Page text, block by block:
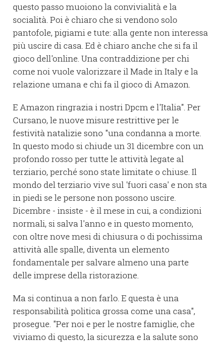
questo passo muoiono la convivialità e la
socialità. Poi è chiaro che si vendono solo
pantofole, pigiami e tute: alla gente non interessa
più uscire di casa. Ed è chiaro anche che si fa il
gioco dell'online. Una contraddizione per chi
come noi vuole valorizzare il Made in Italy e la
relazione umana e chi fa il gioco di Amazon.
E Amazon ringrazia i nostri Dpcm e l'Italia". Per
Cursano, le nuove misure restrittive per le
festività natalizie sono "una condanna a morte.
In questo modo si chiude un 31 dicembre con un
profondo rosso per tutte le attività legate al
terziario, perché sono state limitate o chiuse. Il
mondo del terziario vive sul 'fuori casa' e non sta
in piedi se le persone non possono uscire.
Dicembre - insiste - è il mese in cui, a condizioni
normali, si salva l'anno e in questo momento,
con oltre nove mesi di chiusura o di pochissima
attività alle spalle, diventa un elemento
fondamentale per salvare almeno una parte
delle imprese della ristorazione.
Ma si continua a non farlo. E questa è una
responsabilità politica grossa come una casa",
prosegue. "Per noi e per le nostre famiglie, che
viviamo di questo, la sicurezza e la salute sono